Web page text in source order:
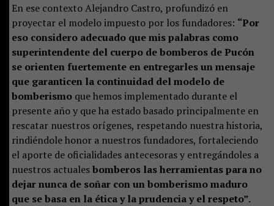
En ese contexto Alejandro Castro, profundizó en
proyectar el modelo impuesto por los fundadores: “Por
eso considero adecuado que mis palabras como
superintendente del cuerpo de bomberos de Pucón
se orienten fuertemente en entregarles un mensaje
que garanticen la continuidad del modelo de
bomberismoque hemos implementado durante el
presente año y que ha estado basado principalmente en
rescatar nuestros orígenes, respetando nuestra historia,
rindiéndole honor a nuestros fundadores, fortaleciendo
el aporte de oficialidades antecesoras y entregándoles a
nuestros actualesbomberos las herramientas para no
dejar nunca de soñar con un bomberismo maduro
que se basa en la ética y la prudencia y el respeto”.